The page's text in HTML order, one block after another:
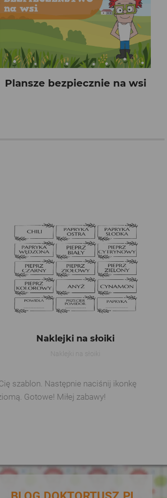
Plansze bezpiecznie na wsi
Naklejki na słoiki
Naklejki na słoiki
szablon. Następnie naciśnij ikonkę
Gotowe! Miłej zabawy!